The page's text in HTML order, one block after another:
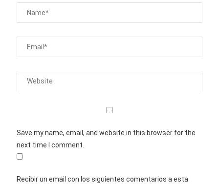
Save my name, email, and website in this browser for the
next time I comment.
Recibir un email con los siguientes comentarios a esta